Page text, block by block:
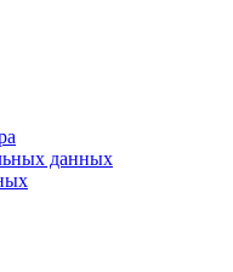
данных